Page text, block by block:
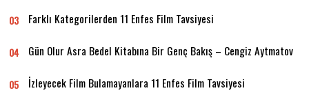
03 Farklı Kategorilerden 11 Enfes Film Tavsiyesi
04 Gün Olur Asra Bedel Kitabına Bir Genç Bakış – Cengiz Aytmatov
05 İzleyecek Film Bulamayanlara 11 Enfes Film Tavsiyesi